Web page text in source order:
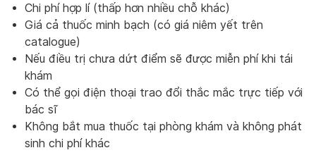
Chi phí hợp lí (thấp hơn nhiều chỗ khác)
Giá cả thuốc minh bạch (có giá niêm yết trên
catalogue)
Nếu điều trị chưa dứt điểm sẽ được miễn phí khi tái
khám
Có thể gọi điện thoại trao đổi thắc mắc trực tiếp với
bác sĩ
Không bắt mua thuốc tại phòng khám và không phát
sinh chi phí khác